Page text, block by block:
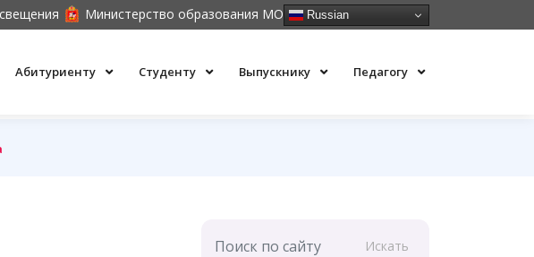
Министерство образования МО Russian
Абитуриенту Студенту Выпускнику Педагогу
Искать